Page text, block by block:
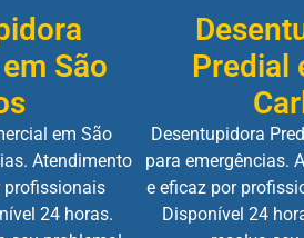
São
em São
Atendimento
profissionais
24 horas.
Predial
Desentupidora
para emergências.
e eficaz por
Disponível 24